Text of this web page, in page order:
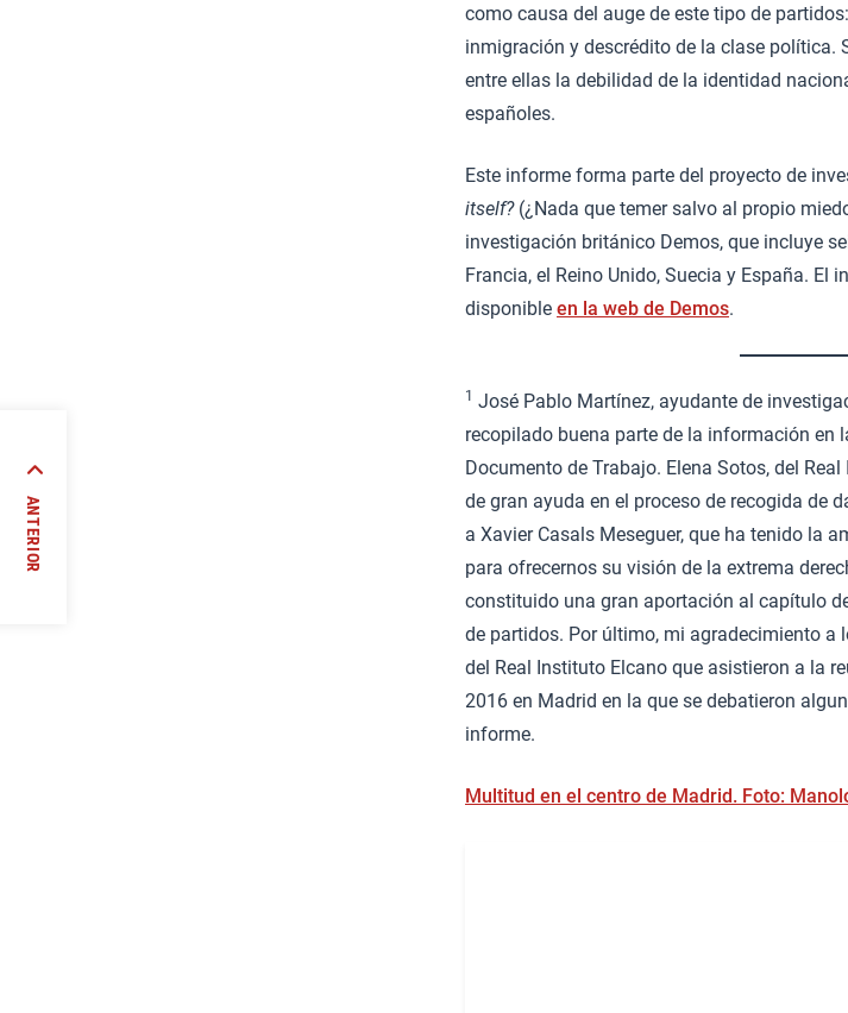
como causa del auge de este tipo de
inmigración y descrédito de la clase política.
entre ellas la debilidad de la identidad
españoles.
Este informe forma parte del proyecto de
itself?(¿Nada que temer salvo al propio
investigación británico Demos, que incluye
Francia, el Reino Unido, Suecia y España. El
disponible en la web de Demos.
1 José Pablo Martínez, ayudante de
recopilado buena parte de la información en
Documento de Trabajo. Elena Sotos, del
de gran ayuda en el proceso de recogida de
a Xavier Casals Meseguer, que ha tenido la
para ofrecernos su visión de la extrema
constituido una gran aportación al capítulo
de partidos. Por último, mi agradecimiento a
del Real Instituto Elcano que asistieron a la
2016 en Madrid en la que se debatieron
informe.
Multitud en el centro de Madrid. Foto:
ANTERIOR